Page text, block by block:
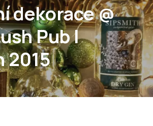
dekorace @
Pub |
2015